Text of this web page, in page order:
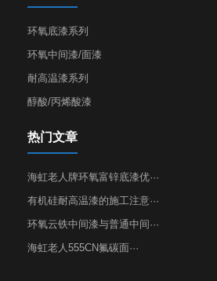
环氧底漆系列
环氧中间漆/面漆
耐高温漆系列
醇酸/丙烯酸漆
热门文章
海虹老人牌环氧富锌底漆优···
有机硅耐高温漆的施工注意···
环氧云铁中间漆与普通中间···
海虹老人555CN氟碳面···